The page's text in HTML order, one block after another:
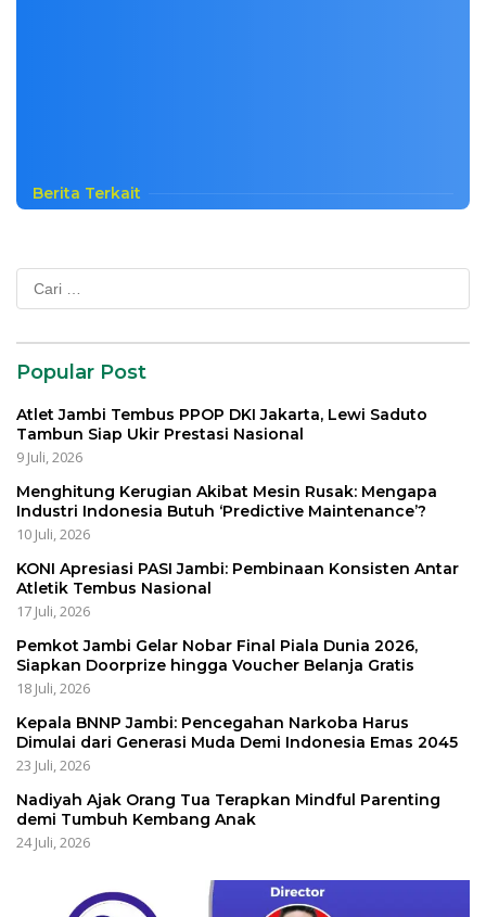
Berita Terkait
Popular Post
Atlet Jambi Tembus PPOP DKI Jakarta, Lewi Saduto
Tambun Siap Ukir Prestasi Nasional
9 Juli, 2026
Menghitung Kerugian Akibat Mesin Rusak: Mengapa
Industri Indonesia Butuh ‘Predictive Maintenance’?
10 Juli, 2026
KONI Apresiasi PASI Jambi: Pembinaan Konsisten Antar
Atletik Tembus Nasional
17 Juli, 2026
Pemkot Jambi Gelar Nobar Final Piala Dunia 2026,
Siapkan Doorprize hingga Voucher Belanja Gratis
18 Juli, 2026
Kepala BNNP Jambi: Pencegahan Narkoba Harus
Dimulai dari Generasi Muda Demi Indonesia Emas 2045
23 Juli, 2026
Nadiyah Ajak Orang Tua Terapkan Mindful Parenting
demi Tumbuh Kembang Anak
24 Juli, 2026